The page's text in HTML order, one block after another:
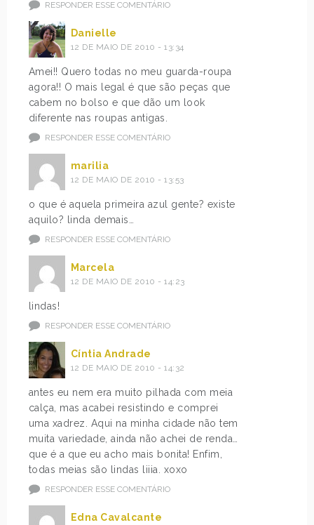
RESPONDER ESSE COMENTÁRIO
Danielle
12 DE MAIO DE 2010 - 13:34
Amei!! Quero todas no meu guarda-roupa
agora!! O mais legal é que são peças que
cabem no bolso e que dão um look
diferente nas roupas antigas.
RESPONDER ESSE COMENTÁRIO
marilia
12 DE MAIO DE 2010 - 13:53
o que é aquela primeira azul gente? existe
aquilo? linda demais…
RESPONDER ESSE COMENTÁRIO
Marcela
12 DE MAIO DE 2010 - 14:23
lindas!
RESPONDER ESSE COMENTÁRIO
Cíntia Andrade
12 DE MAIO DE 2010 - 14:32
antes eu nem era muito pilhada com meia
calça, mas acabei resistindo e comprei
uma xadrez. Aqui na minha cidade não tem
muita variedade, ainda não achei de renda…
que é a que eu acho mais bonita! Enfim,
todas meias são lindas liiia. xoxo
RESPONDER ESSE COMENTÁRIO
Edna Cavalcante